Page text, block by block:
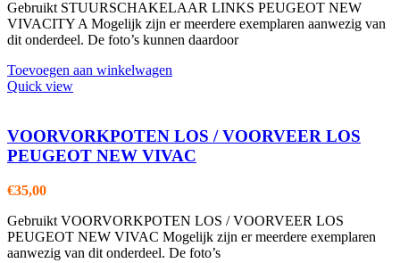
Gebruikt STUURSCHAKELAAR LINKS PEUGEOT NEW
VIVACITY A Mogelijk zijn er meerdere exemplaren aanwezig van
dit onderdeel. De foto’s kunnen daardoor
Toevoegen aan winkelwagen
Quick view
VOORVORKPOTEN LOS / VOORVEER LOS
PEUGEOT NEW VIVAC
€35,00
Gebruikt VOORVORKPOTEN LOS / VOORVEER LOS
PEUGEOT NEW VIVAC Mogelijk zijn er meerdere exemplaren
aanwezig van dit onderdeel. De foto’s